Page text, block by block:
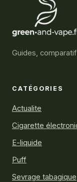
Guides,
CATÉGORIES
Actualite
Cigarette
E-liquide
Puff
Sevrage tabagique